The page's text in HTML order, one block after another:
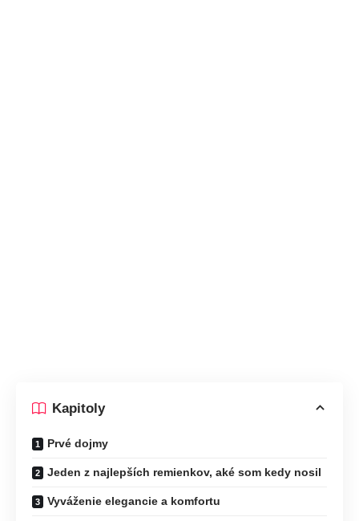
Kapitoly
Prvé dojmy
Jeden z najlepších remienkov, aké som kedy nosil
Vyváženie elegancie a komfortu